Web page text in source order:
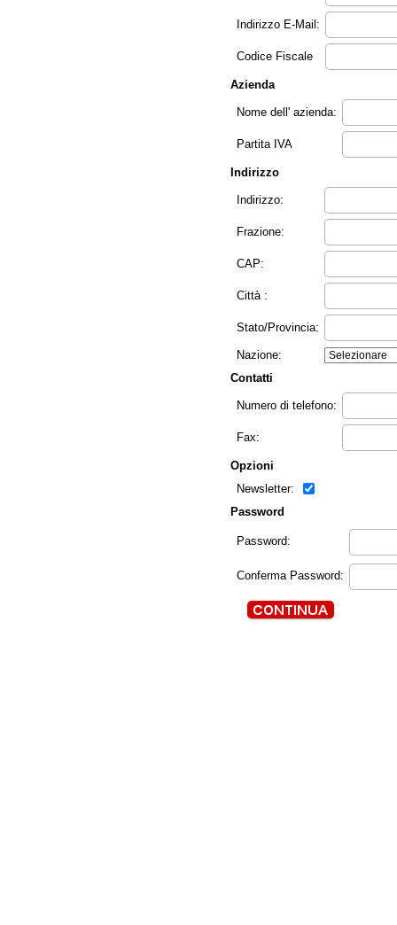
Indirizzo E-Mail:
Codice Fiscale
Azienda
Nome dell' azienda:
Partita IVA
Indirizzo
Indirizzo:
Frazione:
CAP:
Città :
Stato/Provincia:
Nazione:
Contatti
Numero di telefono:
Fax:
Opzioni
Newsletter:
Password
Password:
Conferma Password: